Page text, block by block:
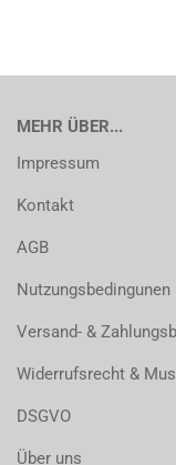
MEHR ÜBER...
Impressum
Kontakt
AGB
Nutzungsbedingunen
Versand- &
Widerrufsrecht &
DSGVO
Über uns